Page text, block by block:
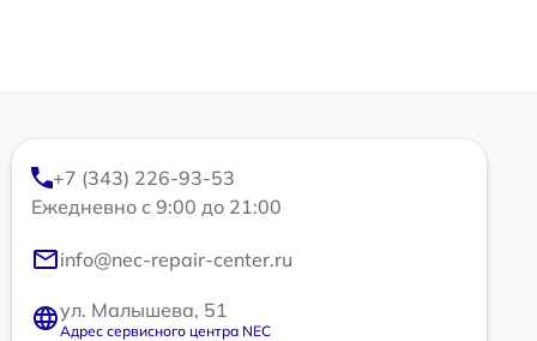
+7 (343) 226-93-53
Ежедневно с 9:00 до 21:00
info@nec-repair-center.ru
ул. Малышева, 51
Адрес сервисного центра NEC